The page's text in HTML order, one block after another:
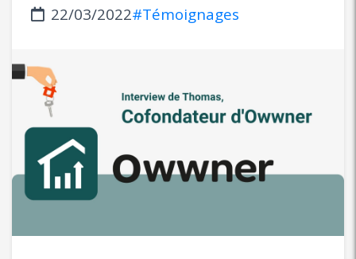
22/03/2022#Témoignages